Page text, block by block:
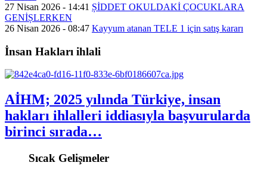
27 Nisan 2026 - 14:41 ȘİDDET OKULDAKİ ÇOCUKLARA
GENİȘLERKEN
26 Nisan 2026 - 08:47 Kayyum atanan TELE 1 için satış kararı
İnsan Hakları ihlali
AİHM; 2025 yılında Türkiye, insan
hakları ihlalleri iddiasıyla başvurularda
birinci sırada…
Sıcak Gelişmeler